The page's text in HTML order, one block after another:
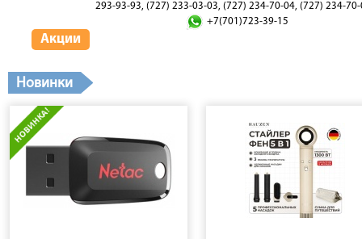
293-93-93, (727) 233-03-03, (727) 234-70-04, (727) 234-
+7(701)723-39-15
Акции
Новинки